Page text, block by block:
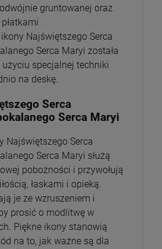
gruntowanej oraz
Najświętszego Serca
Serca Maryi została
specjalnej techniki
na deskę.
Serca
Serca Maryi
Najświętszego Serca
Serca Maryi służą
pobożności i przywołują
łaskami i opieką.
je ze wzruszeniem i
prosić o modlitwę w
Piękne ikony stanowią
na to, jak ważne są dla